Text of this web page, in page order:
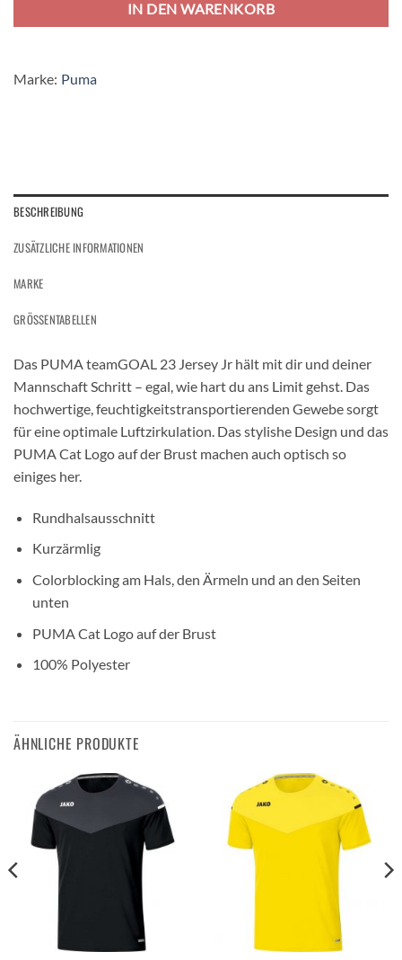
IN DEN WARENKORB
Marke: Puma
BESCHREIBUNG
ZUSÄTZLICHE INFORMATIONEN
MARKE
GRÖSSENTABELLEN
Das PUMA teamGOAL 23 Jersey Jr hält mit dir und deiner
Mannschaft Schritt – egal, wie hart du ans Limit gehst. Das
hochwertige, feuchtigkeitstransportierenden Gewebe sorgt
für eine optimale Luftzirkulation. Das stylishe Design und das
PUMA Cat Logo auf der Brust machen auch optisch so
einiges her.
Rundhalsausschnitt
Kurzärmlig
Colorblocking am Hals, den Ärmeln und an den Seiten
unten
PUMA Cat Logo auf der Brust
100% Polyester
ÄHNLICHE PRODUKTE